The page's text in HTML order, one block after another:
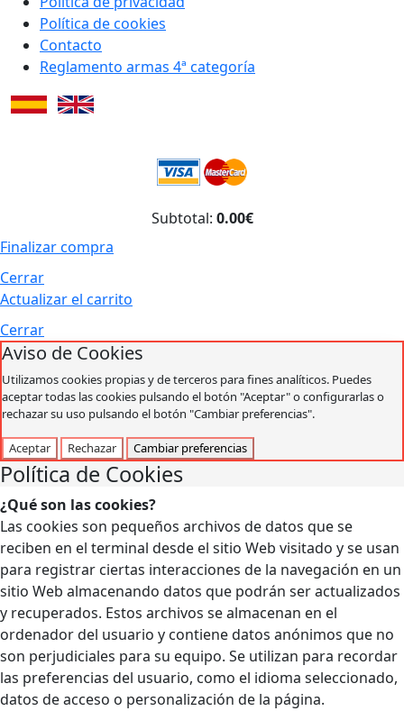
Política de cookies
Contacto
Reglamento armas 4ª categoría
Subtotal: 0.00€
Finalizar compra
Cerrar
Actualizar el carrito
Cerrar
Aviso de Cookies
Utilizamos cookies propias y de terceros para fines analíticos. Puedes
aceptar todas las cookies pulsando el botón "Aceptar" o configurarlas o
rechazar su uso pulsando el botón "Cambiar preferencias".
Aceptar Rechazar Cambiar preferencias
Política de Cookies
¿Qué son las cookies?
Las cookies son pequeños archivos de datos que se
reciben en el terminal desde el sitio Web visitado y se usan
para registrar ciertas interacciones de la navegación en un
sitio Web almacenando datos que podrán ser actualizados
y recuperados. Estos archivos se almacenan en el
ordenador del usuario y contiene datos anónimos que no
son perjudiciales para su equipo. Se utilizan para recordar
las preferencias del usuario, como el idioma seleccionado,
datos de acceso o personalización de la página.